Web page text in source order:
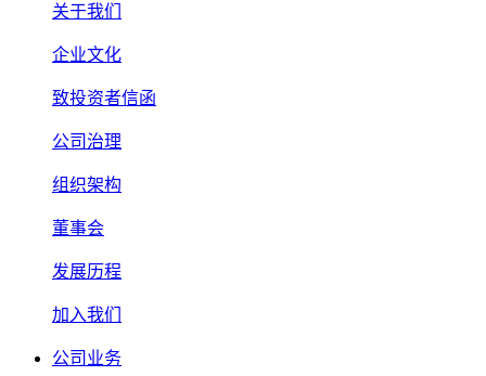
关于我们
企业文化
致投资者信函
公司治理
组织架构
董事会
发展历程
加入我们
公司业务